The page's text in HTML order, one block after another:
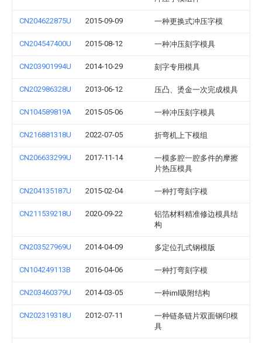
CN204622875U 2015-09-09 一种更换式冲压字模
CN204547400U 2015-08-12 一种冲压刻字模具
CN203901994U 2014-10-29 刻字专用模具
CN202986328U 2013-06-12 压凸、烫金一次完成模具
CN104589819A 2015-05-06 一种冲压刻字模具
CN216881318U 2022-07-05 折弯机上下模组
CN206633299U 2017-11-14
一模多腔一腔多件的摩擦
片热压模具
CN204135187U 2015-02-04 一种打弯刻字模
CN211539218U 2020-09-22
铝箔材料精准修边模具结
构
CN203527969U 2014-04-09 多定位孔式钢模版
CN104249113B 2016-04-06 一种打弯刻字模
CN203460379U 2014-03-05 一种iml吸附结构
CN202319318U 2012-07-11
一种链条链片双面钢印模
具